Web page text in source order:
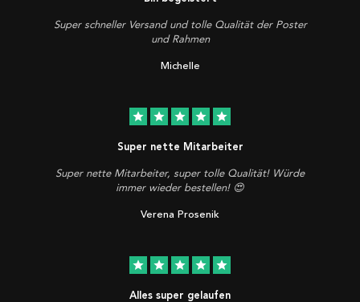
Super schneller Versand und tolle Qualität der Poster
und Rahmen
Michelle
star star star star star
Super nette Mitarbeiter
Super nette Mitarbeiter, super tolle Qualität! Würde
immer wieder bestellen! 😍
Verena Prosenik
star star star star star
Alles super gelaufen